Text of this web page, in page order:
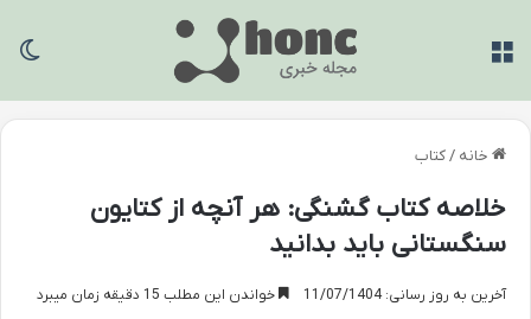
خانه /کتاب
خلاصه کتاب گشنگی: هر آنچه از کتایون
سنگستانی باید بدانید
آخرین به روز رسانی: 11/07/1404 خواندن این مطلب 15 دقیقه زمان میبرد